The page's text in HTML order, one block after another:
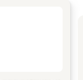
自身的奇特。有些批
彷彿是說，既然我的